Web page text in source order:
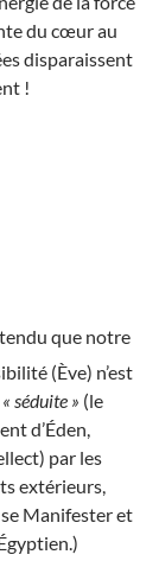
du cœur au
disparaissent
!
que notre
(Ève) n’est
« séduite » (le
d’Éden,
par les
extérieurs,
Manifester et
Égyptien.)